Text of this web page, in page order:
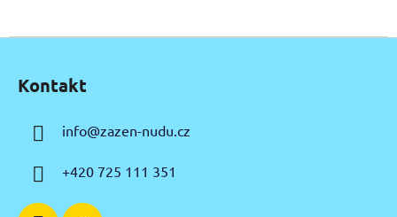
Kontakt
info@zazen-nudu.cz
+420 725 111 351